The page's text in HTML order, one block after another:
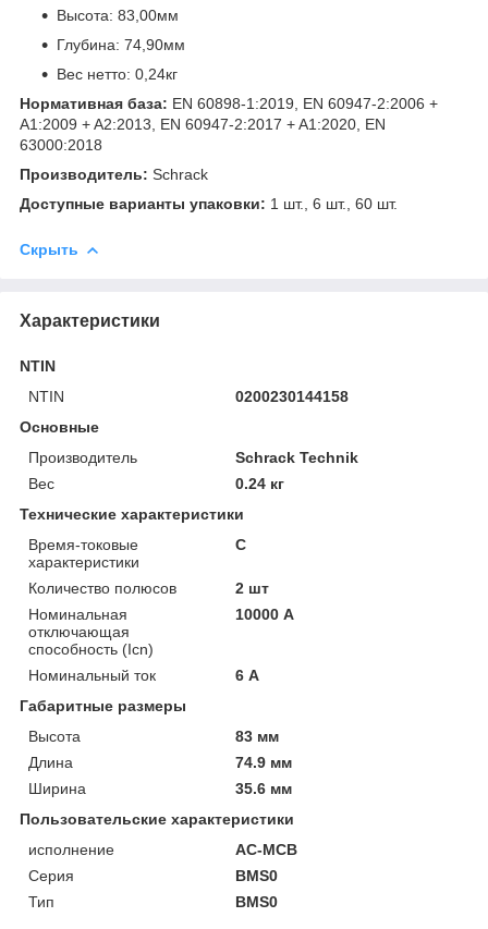
Высота: 83,00мм
Глубина: 74,90мм
Вес нетто: 0,24кг
Нормативная база: EN 60898-1:2019, EN 60947-2:2006 +
A1:2009 + A2:2013, EN 60947-2:2017 + A1:2020, EN
63000:2018
Производитель: Schrack
Доступные варианты упаковки: 1 шт., 6 шт., 60 шт.
Скрыть
Характеристики
NTIN
NTIN
0200230144158
Основные
Производитель
Schrack Technik
Вес
0.24 кг
Технические характеристики
Время-токовые
характеристики
C
Количество полюсов
2 шт
Номинальная
отключающая
способность (Icn)
10000 А
Номинальный ток
6 А
Габаритные размеры
Высота
83 мм
Длина
74.9 мм
Ширина
35.6 мм
Пользовательские характеристики
исполнение
AC-MCB
Серия
BMS0
Тип
BMS0